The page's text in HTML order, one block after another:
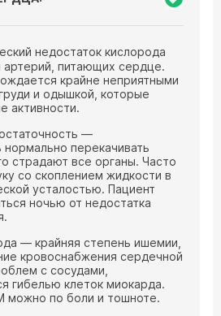
недостаток кислорода
артерий, питающих сердце.
крайне неприятными
и одышкой, которые
активности.
—
перекачивать
страдают все органы. Часто
со скоплением жидкости в
усталостью. Пациент
ночью от недостатка
— крайняя степень ишемии,
кровоснабжения сердечной
с сосудами,
гибелью клеток миокарда.
можно по боли и тошноте.